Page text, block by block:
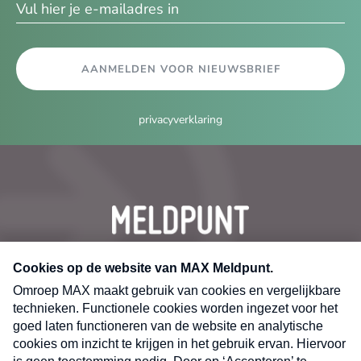
AANMELDEN VOOR NIEUWSBRIEF
privacyverklaring
CONTACT